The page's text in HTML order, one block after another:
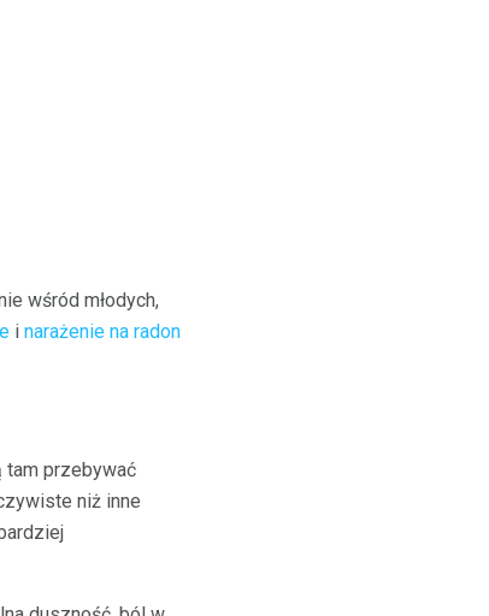
wśród młodych,
i narażenie na radon
tam przebywać
niż inne